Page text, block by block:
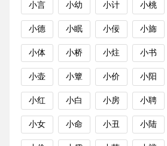
小言 小幼 小计 小桃
小德 小眠 小佞 小旆
小体 小桥 小炷 小书
小壶 小簟 小价 小阳
小红 小白 小房 小聘
小女 小命 小丑 小陆